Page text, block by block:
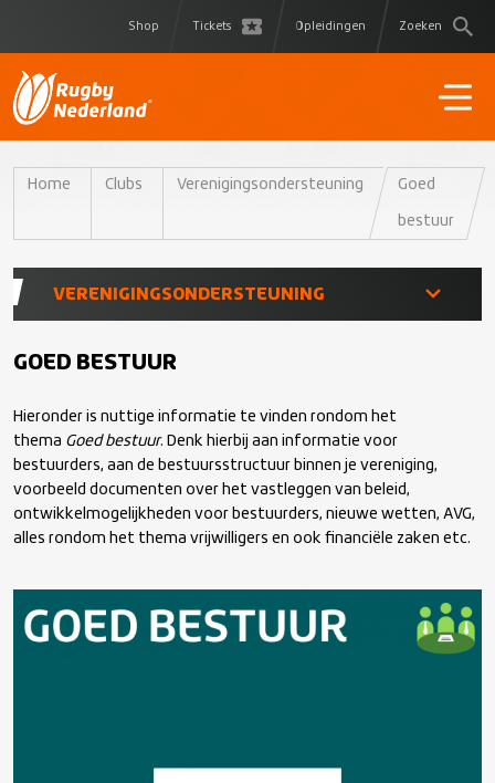
Shop Tickets Opleidingen Zoeken
Home Clubs Verenigingsondersteuning Goed
bestuur
VERENIGINGSONDERSTEUNING
Leden
Teams
Coaches
Player welfare
GOED BESTUUR
Hieronder is nuttige informatie te vinden rondom het
thema Goed bestuur. Denk hierbij aan informatie voor
bestuurders, aan de bestuursstructuur binnen je vereniging,
voorbeeld documenten over het vastleggen van beleid,
ontwikkelmogelijkheden voor bestuurders, nieuwe wetten, AVG,
alles rondom het thema vrijwilligers en ook financiële zaken etc.